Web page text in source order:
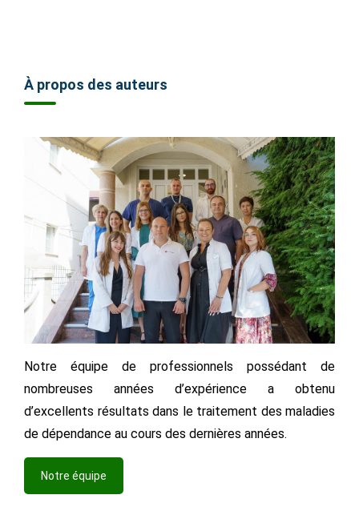
À propos des auteurs
Notre équipe de professionnels possédant de
nombreuses années d’expérience a obtenu
d’excellents résultats dans le traitement des maladies
de dépendance au cours des dernières années.
Notre équipe